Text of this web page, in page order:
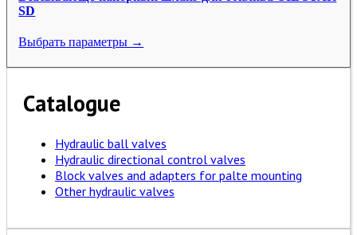
SD
Выбрать параметры →
Catalogue
Hydraulic ball valves
Hydraulic directional control valves
Block valves and adapters for palte mounting
Other hydraulic valves